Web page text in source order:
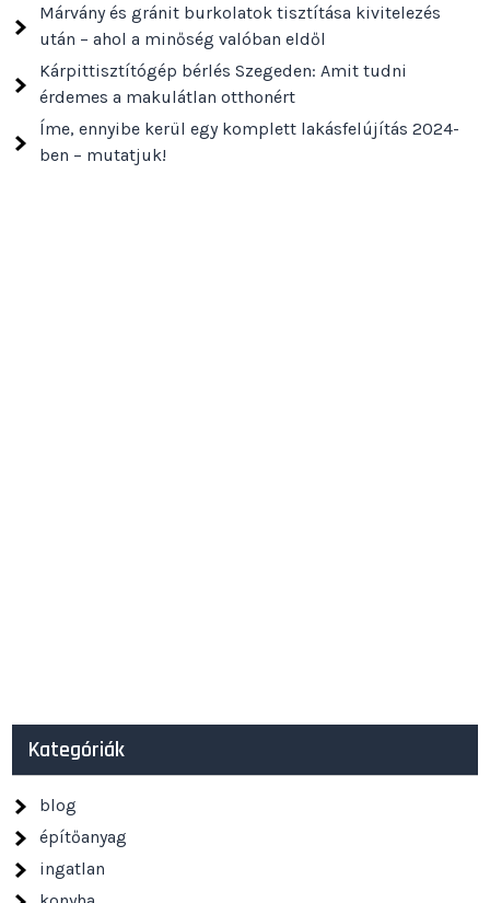
Márvány és gránit burkolatok tisztítása kivitelezés
után – ahol a minőség valóban eldől
Kárpittisztítógép bérlés Szegeden: Amit tudni
érdemes a makulátlan otthonért
Íme, ennyibe kerül egy komplett lakásfelújítás 2024-
ben – mutatjuk!
Kategóriák
blog
építőanyag
ingatlan